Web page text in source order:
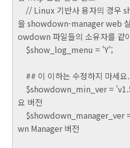
// Linux 기반사 용자의 경우
을 showdown-manager web
owdown 파일들의 소유자를 같
$show_log_menu = 'Y';
## 이 이하는 수정하지 마세요.
$showdown_min_ver =
요 버전
$showdown_manager_ver
wn Manager 버전